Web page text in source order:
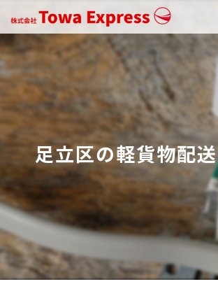
足立区の軽貨物配